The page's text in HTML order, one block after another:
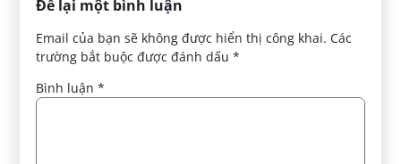
Để lại một bình luận
Email của bạn sẽ không được hiển thị công khai. Các
trường bắt buộc được đánh dấu*
Bình luận*